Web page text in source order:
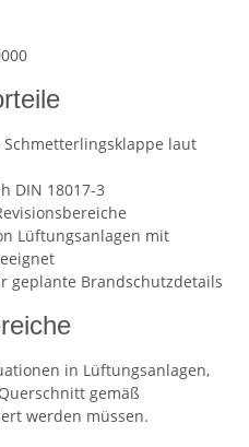
laut
DIN 18017-3
Lüftungsanlagen mit
geplante Brandschutzdetails
in Lüftungsanlagen,
gemäß
werden müssen.